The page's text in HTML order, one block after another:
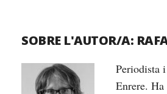
SOBRE L'AUTOR/A:
Periodista
Enrere.